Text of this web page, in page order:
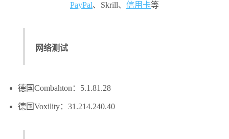
PayPal、Skrill、 信用卡等
网络测试
德国Combahton：5.1.81.28
德国Voxility：31.214.240.40